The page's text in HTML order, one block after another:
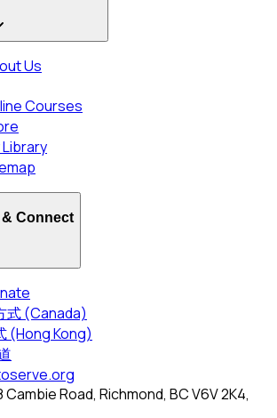
Us
Courses
Library
& Connect
式 (Canada)
(Hong Kong)
Road, Richmond, BC V6V 2K4,